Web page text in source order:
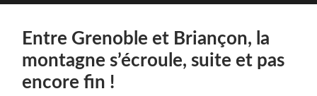
mobile
Entre Grenoble et Briançon, la
montagne s’écroule, suite et pas
encore fin !